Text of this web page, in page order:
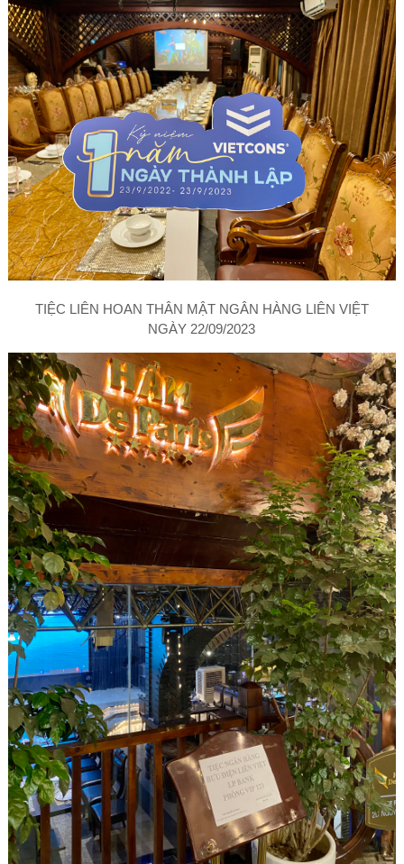
TIỆC LIÊN HOAN THÂN MẬT NGÂN HÀNG LIÊN VIỆT
NGÀY 22/09/2023